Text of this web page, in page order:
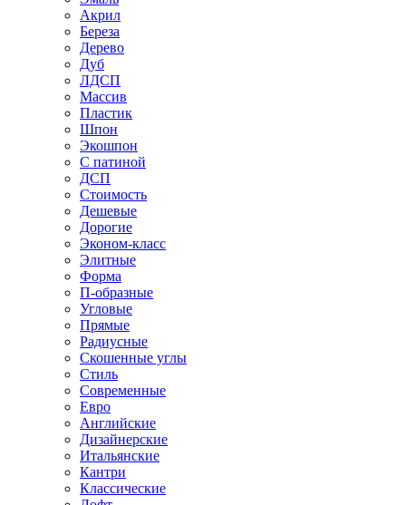
Акрил
Береза
Дерево
Дуб
ЛДСП
Массив
Пластик
Шпон
Экошпон
С патиной
ДСП
Стоимость
Дешевые
Дорогие
Эконом-класс
Элитные
Форма
П-образные
Угловые
Прямые
Радиусные
Скошенные углы
Стиль
Современные
Евро
Английские
Дизайнерские
Итальянские
Кантри
Классические